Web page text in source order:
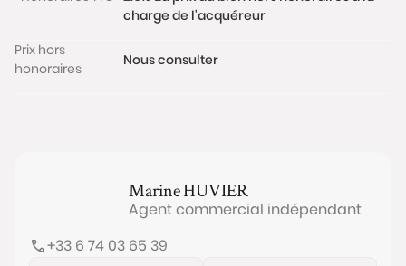
charge de l'acquéreur
Prix hors
honoraires
Nous consulter
MarineHUVIER
Agent commercial indépendant
+33 6 74 03 65 39